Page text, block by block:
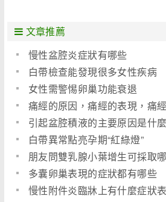
文章推薦
慢性盆腔炎症狀有哪些
白帶檢查能發現很多女性疾病
女性需警惕卵巢功能衰退
痛經的原因，痛經的表現，痛
引起盆腔積液的主要原因是什麼
白帶異常點亮孕期“紅綠燈”
朋友問雙乳腺小葉增生可採取
多囊卵巢表現的症狀都有哪些
慢性附件炎臨牀上有什麼症狀